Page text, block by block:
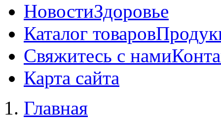
НовостиЗдоровье
Каталог товаров
Свяжитесь с нами
Карта сайта
Главная